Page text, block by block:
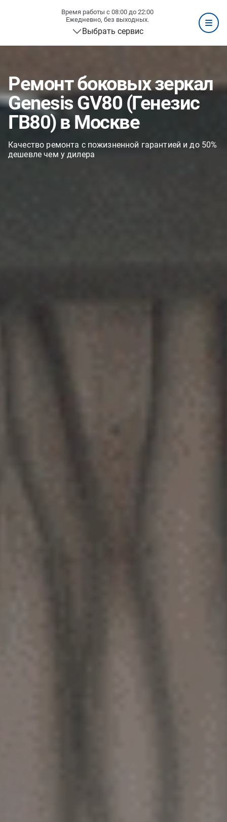
Время работы с 08:00 до 22:00
Ежедневно, без выходных.
Выбрать сервис
Ремонт боковых зеркал
Genesis GV80 (Генезис
ГВ80) в Москве
Качество ремонта с пожизненной гарантией и до 50%
дешевле чем у дилера